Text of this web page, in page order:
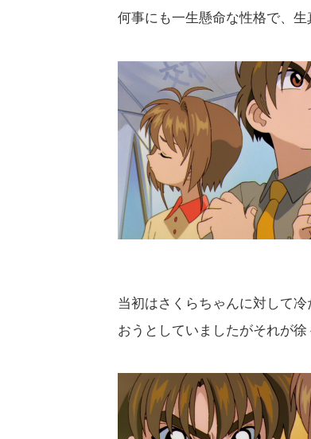
何事にも一生懸命な性格で、生
当初はさくらちゃんに対して
おうとしていましたがそれが